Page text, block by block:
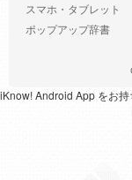
スマホ・タブレット
ポップアップ辞書
iKnow! Android App をお持